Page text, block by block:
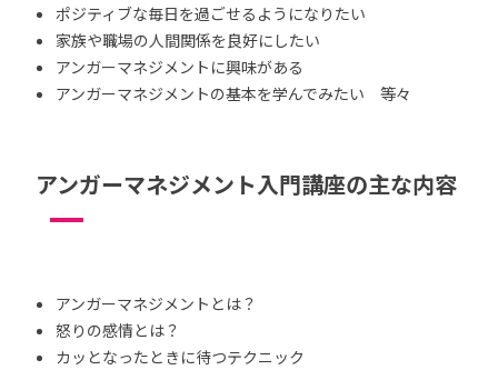
ポジティブな毎日を過ごせるようになりたい
家族や職場の人間関係を良好にしたい
アンガーマネジメントに興味がある
アンガーマネジメントの基本を学んでみたい 等々
アンガーマネジメント入門講座の主な内容
アンガーマネジメントとは？
怒りの感情とは？
カッとなったときに待つテクニック